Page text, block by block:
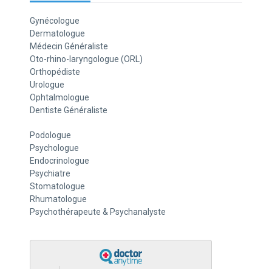
Gynécologue
Dermatologue
Médecin Généraliste
Oto-rhino-laryngologue (ORL)
Orthopédiste
Urologue
Ophtalmologue
Dentiste Généraliste
Podologue
Psychologue
Endocrinologue
Psychiatre
Stomatologue
Rhumatologue
Psychothérapeute & Psychanalyste